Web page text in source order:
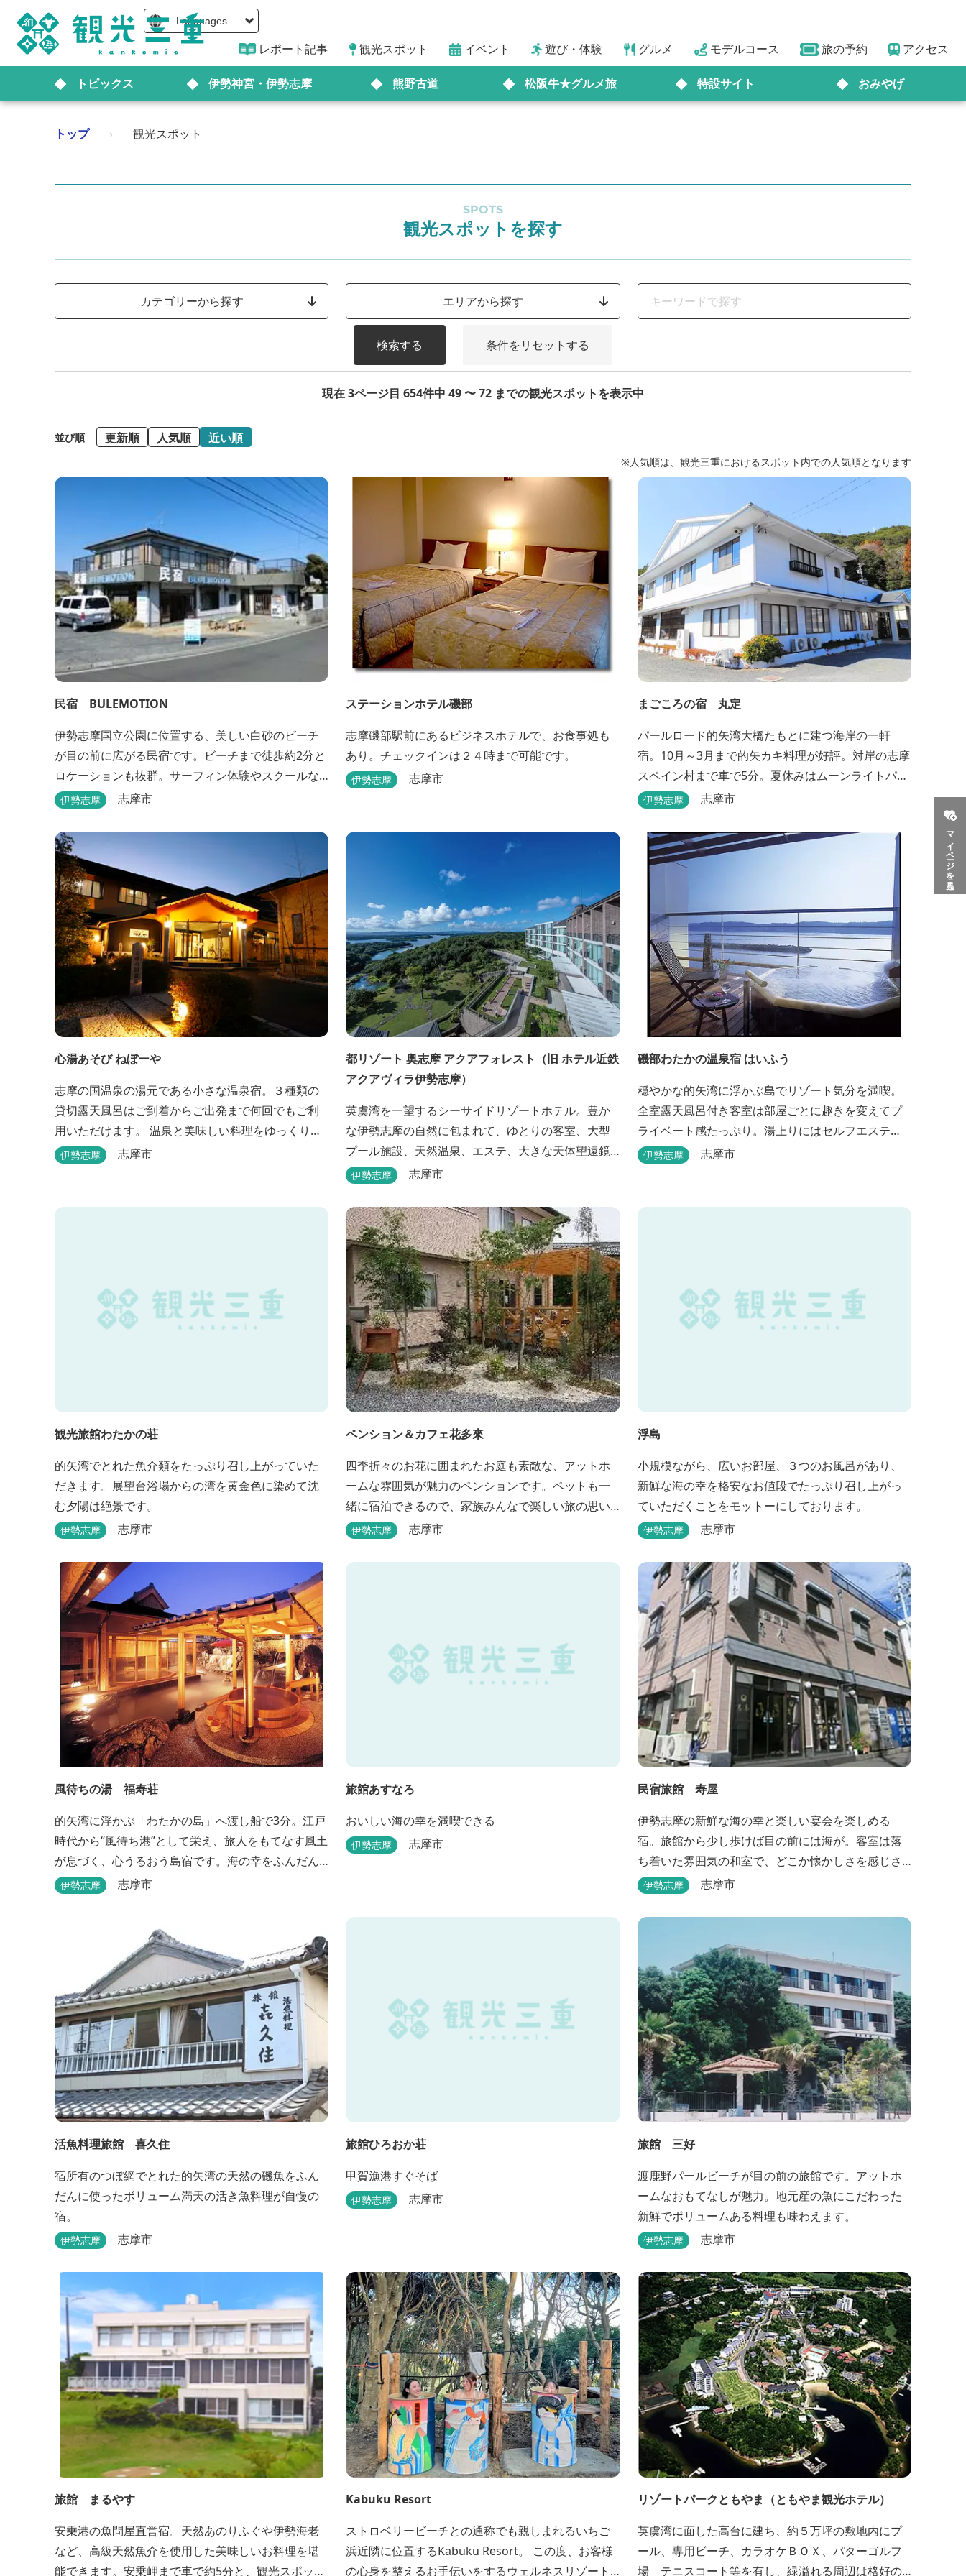
Languages
レポート記事 観光スポット イベント 遊び・体験 グルメ モデルコース 旅の予約 アクセス
トピックス 伊勢神宮・伊勢志摩 熊野古道 松阪牛★グルメ旅 特設サイト おみやげ
マイページを見る
トップ › 観光スポット
SPOTS
観光スポットを探す
カテゴリーから探す エリアから探す
検索する 条件をリセットする
現在 3ページ目 654件中 49 〜 72 までの観光スポットを表示中
並び順 更新順 人気順 近い順
※人気順は、観光三重におけるスポット内での人気順となります
民宿 BULEMOTION
伊勢志摩国立公園に位置する、美しい白砂のビーチ
が目の前に広がる民宿です。ビーチまで徒歩約2分と
ロケーションも抜群。サーフィン体験やスクールな
どもあります。
伊勢志摩 志摩市
ステーションホテル磯部
志摩磯部駅前にあるビジネスホテルで、お食事処も
あり。チェックインは２４時まで可能です。
伊勢志摩 志摩市
まごころの宿 丸定
パールロード的矢湾大橋たもとに建つ海岸の一軒
宿。10月～3月まで的矢カキ料理が好評。対岸の志摩
スペイン村まで車で5分。夏休みはムーンライトパレ
ード終了後20時30分夕食スタートOK。夏ガキ6月～8
伊勢志摩 志摩市
心湯あそび ねぼーや
志摩の国温泉の湯元である小さな温泉宿。３種類の
貸切露天風呂はご到着からご出発まで何回でもご利
用いただけます。 温泉と美味しい料理をゆっくりと
楽しむならぜひ「心湯あそび ねぼーや」へいらっし
伊勢志摩 志摩市
都リゾート 奥志摩 アクアフォレスト（旧 ホテル近鉄
アクアヴィラ伊勢志摩）
英虞湾を一望するシーサイドリゾートホテル。豊か
な伊勢志摩の自然に包まれて、ゆとりの客室、大型
プール施設、天然温泉、エステ、大きな天体望遠鏡
を備える天文館など、ゆっくりとした時間を楽しみ
外プール：2025年7月19日（土）～8月31日（日）
伊勢志摩 志摩市
磯部わたかの温泉宿 はいふう
穏やかな的矢湾に浮かぶ島でリゾート気分を満喫。
全室露天風呂付き客室は部屋ごとに趣きを変えてプ
ライベート感たっぷり。湯上りにはセルフエステ
を。伊勢志摩の旬を濃縮した創作和会席をダイニン
伊勢志摩 志摩市
観光旅館わたかの荘
的矢湾でとれた魚介類をたっぷり召し上がっていた
だきます。展望台浴場からの湾を黄金色に染めて沈
む夕陽は絶景です。
伊勢志摩 志摩市
ペンション＆カフェ花多來
四季折々のお花に囲まれたお庭も素敵な、アットホ
ームな雰囲気が魅力のペンションです。ペットも一
緒に宿泊できるので、家族みんなで楽しい旅の思い
出を作ることができます。
伊勢志摩 志摩市
浮島
小規模ながら、広いお部屋、３つのお風呂があり、
新鮮な海の幸を格安なお値段でたっぷり召し上がっ
ていただくことをモットーにしております。
伊勢志摩 志摩市
風待ちの湯 福寿荘
的矢湾に浮かぶ「わたかの島」へ渡し船で3分。江戸
時代から“風待ち港”として栄え、旅人をもてなす風土
が息づく、心うるおう島宿です。海の幸をふんだん
に使ったボリューム満点の会席料理が自慢。肌にや
伊勢志摩 志摩市
旅館あすなろ
おいしい海の幸を満喫できる
伊勢志摩 志摩市
民宿旅館 寿屋
伊勢志摩の新鮮な海の幸と楽しい宴会を楽しめる
宿。旅館から少し歩けば目の前には海が。客室は落
ち着いた雰囲気の和室で、どこか懐かしさを感じさ
せてくれます。
伊勢志摩 志摩市
活魚料理旅館 喜久住
宿所有のつぼ網でとれた的矢湾の天然の磯魚をふん
だんに使ったボリューム満天の活き魚料理が自慢の
宿。
伊勢志摩 志摩市
旅館ひろおか荘
甲賀漁港すぐそば
伊勢志摩 志摩市
旅館 三好
渡鹿野パールビーチが目の前の旅館です。アットホ
ームなおもてなしが魅力。地元産の魚にこだわった
新鮮でボリュームある料理も味わえます。
伊勢志摩 志摩市
旅館 まるやす
安乗港の魚問屋直営宿。天然あのりふぐや伊勢海老
など、高級天然魚介を使用した美味しいお料理を堪
能できます。安乗岬まで車で約5分と、観光スポット
Kabuku Resort
ストロベリービーチとの通称でも親しまれるいちご
浜近隣に位置するKabuku Resort。 この度、お客様
の心身を整えるお手伝いをするウェルネスリゾート
リゾートパークともやま（ともやま観光ホテル）
英虞湾に面した高台に建ち、約５万坪の敷地内にプ
ール、専用ビーチ、カラオケＢＯＸ、パターゴルフ
場 テニスコート等を有し、緑溢れる周辺は格好の